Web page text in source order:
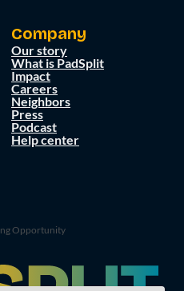
Company
Our story
What is PadSplit
Impact
Careers
Neighbors
Press
Podcast
Help center
Opportunity